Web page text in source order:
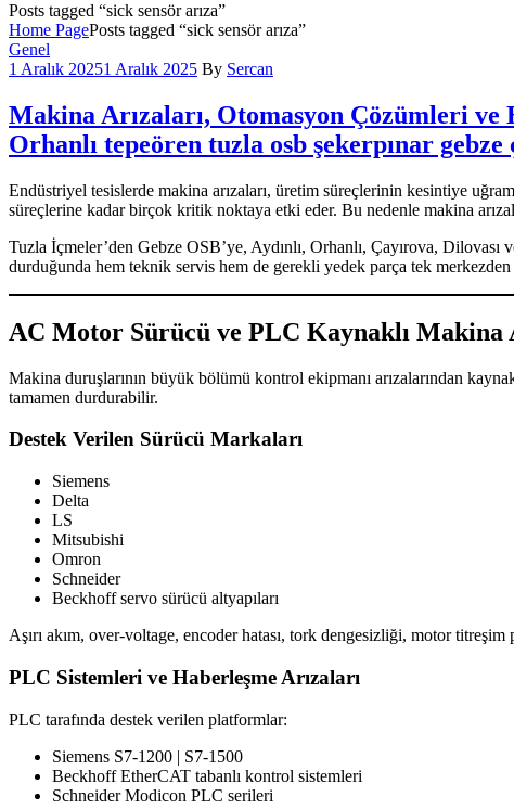
Posts tagged “sick sensör arıza”
Home PagePosts tagged “sick sensör arıza”
Categories
Genel
1 Aralık 20251 Aralık 2025 By Sercan
Makina Arızaları, Otomasyon Çözümleri
Orhanlı tepeören tuzla osb şekerpınar gebze
Endüstriyel tesislerde makina arızaları, üretim süreçlerinin kesintiye
süreçlerine kadar birçok kritik noktaya etki eder. Bu nedenle makina
Tuzla İçmeler’den Gebze OSB’ye, Aydınlı, Orhanlı, Çayırova,
durduğunda hem teknik servis hem de gerekli yedek parça tek merkezden
AC Motor Sürücü ve PLC Kaynaklı Makina
Makina duruşlarının büyük bölümü kontrol ekipmanı arızalarından
tamamen durdurabilir.
Destek Verilen Sürücü Markaları
Siemens
Delta
LS
Mitsubishi
Omron
Schneider
Beckhoff servo sürücü altyapıları
Aşırı akım, over-voltage, encoder hatası, tork dengesizliği, motor
PLC Sistemleri ve Haberleşme Arızaları
PLC tarafında destek verilen platformlar:
Siemens S7-1200 | S7-1500
Beckhoff EtherCAT tabanlı kontrol sistemleri
Schneider Modicon PLC serileri